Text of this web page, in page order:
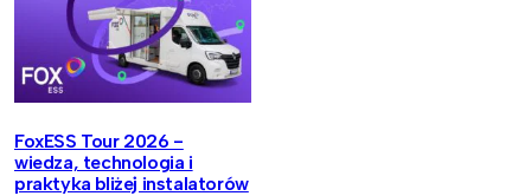
FoxESS Tour 2026 -
wiedza, technologia i
praktyka bliżej instalatorów